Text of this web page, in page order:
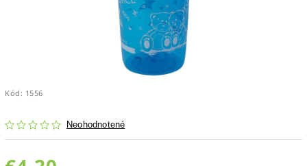
Kód: 1556
Neohodnotené